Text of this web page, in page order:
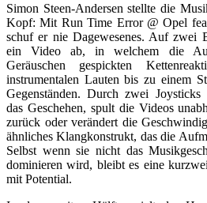
Simon Steen-Andersen stellte die
Kopf: Mit Run Time Error @ Opel
schuf er nie Dagewesenes. Auf zwei
ein Video ab, in welchem die
Geräuschen gespickten
instrumentalen Lauten bis zu einem
Gegenständen. Durch zwei Joysticks
das Geschehen, spult die Videos
zurück oder verändert die
ähnliches Klangkonstrukt, das die
Selbst wenn sie nicht das
dominieren wird, bleibt es eine
mit Potential.